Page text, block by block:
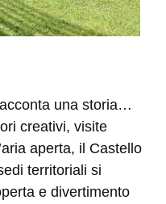
una storia…
creativi, visite
aperta, il Castello
territoriali si
e divertimento